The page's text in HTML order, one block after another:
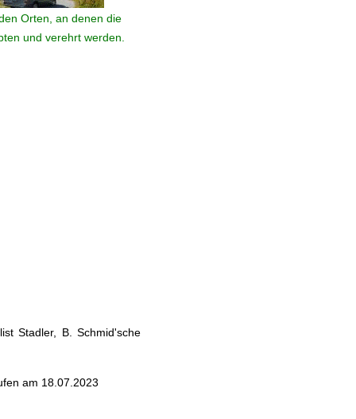
Orten, an denen die
und verehrt werden.
Stadler, B. Schmid'sche
am 18.07.2023